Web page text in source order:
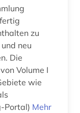
zu
neu
Volume I
wie
Portal) Mehr